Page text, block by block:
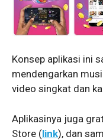
Konsep aplikasi ini
mendengarkan
video singkat dan
Aplikasinya juga
Store (link), dan